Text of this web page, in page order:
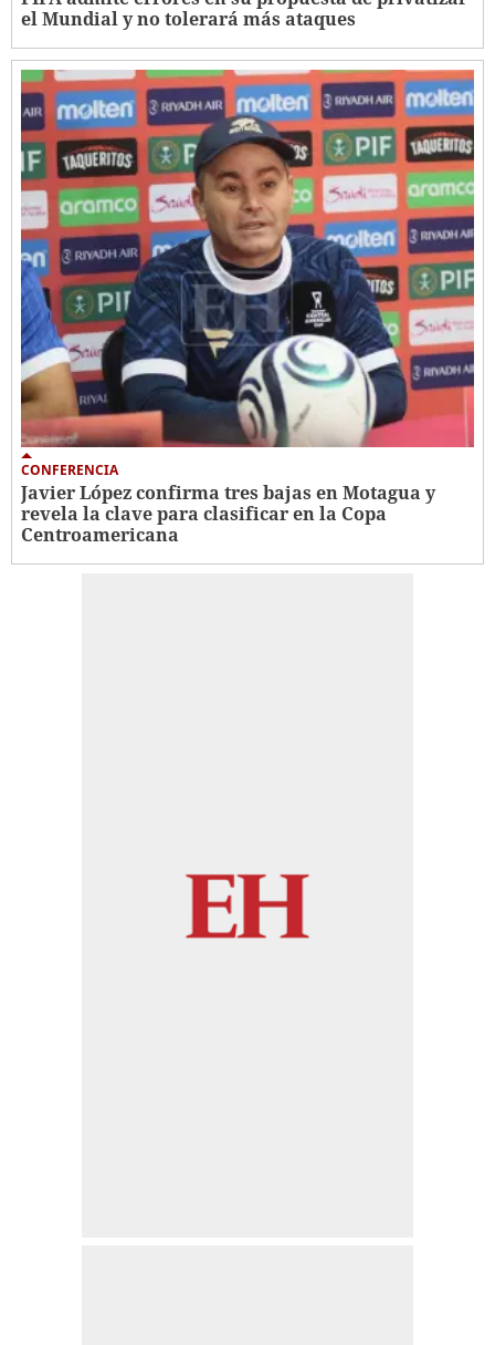
el Mundial y no tolerará más ataques
CONFERENCIA
Javier López confirma tres bajas en Motagua y
revela la clave para clasificar en la Copa
Centroamericana